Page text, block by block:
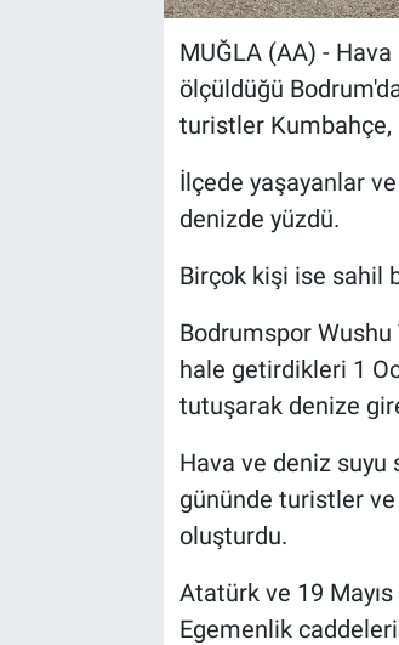
MUĞLA (AA) - Hava
ölçüldüğü
turistler Kumbahçe,
İlçede yaşayanlar
denizde yüzdü.
Birçok kişi ise sahil
Bodrumspor Wushu
hale getirdikleri 1
tutuşarak denize
Hava ve deniz suyu
gününde turistler
oluşturdu.
Atatürk ve 19
Egemenlik